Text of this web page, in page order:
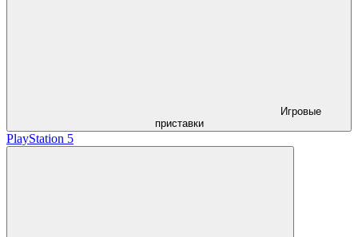
Игровые
приставки
PlayStation 5